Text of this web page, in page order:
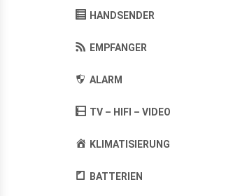
HANDSENDER
EMPFANGER
ALARM
TV – HIFI – VIDEO
KLIMATISIERUNG
BATTERIEN